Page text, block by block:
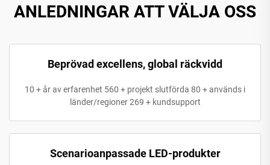
ANLEDNINGAR ATT VÄLJA OSS
Beprövad excellens, global räckvidd
10 + år av erfarenhet 560 + projekt slutförda 80 + används i
länder/regioner 269 + kundsupport
Scenarioanpassade LED-produkter